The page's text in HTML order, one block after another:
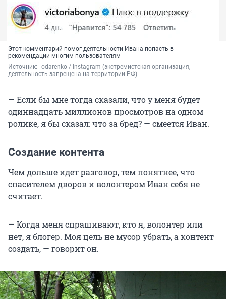
Этот комментарий помог деятельности Ивана попасть в
рекомендации многим пользователям
Источник:
_odarenko / Instagram (экстремистская организация,
деятельность запрещена на территории РФ)
— Если бы мне тогда сказали, что у меня будет
одиннадцать миллионов просмотров на одном
ролике, я бы сказал: что за бред? — смеется Иван.
Создание контента
Чем дольше идет разговор, тем понятнее, что
спасителем дворов и волонтером Иван себя не
считает.
— Когда меня спрашивают, кто я, волонтер или
нет, я блогер. Моя цель не мусор убрать, а контент
создать, — говорит он.